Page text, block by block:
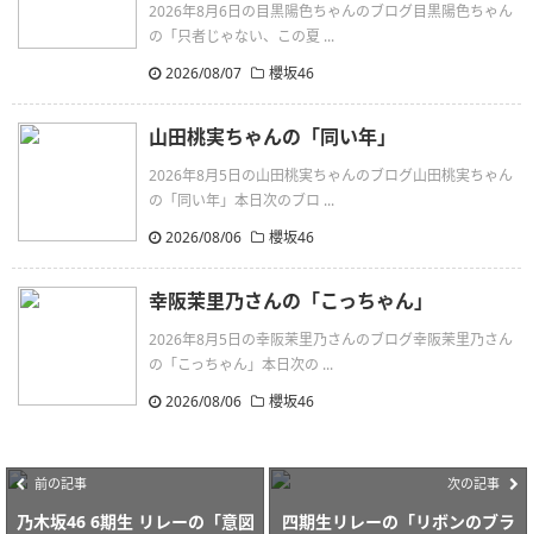
2026年8月6日の目黒陽色ちゃんのブログ目黒陽色ちゃん
の「只者じゃない、この夏 ...
2026/08/07
櫻坂46
山田桃実ちゃんの「同い年」
2026年8月5日の山田桃実ちゃんのブログ山田桃実ちゃん
の「同い年」本日次のブロ ...
2026/08/06
櫻坂46
幸阪茉里乃さんの「こっちゃん」
2026年8月5日の幸阪茉里乃さんのブログ幸阪茉里乃さん
の「こっちゃん」本日次の ...
2026/08/06
櫻坂46
前の記事
乃木坂46 6期生 リレーの「意図
次の記事
四期生リレーの「リボンのブラ